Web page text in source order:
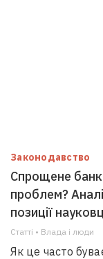
Законодавство
Спрощене
проблем?
позиції
Статті • Влада i люди
Як це часто